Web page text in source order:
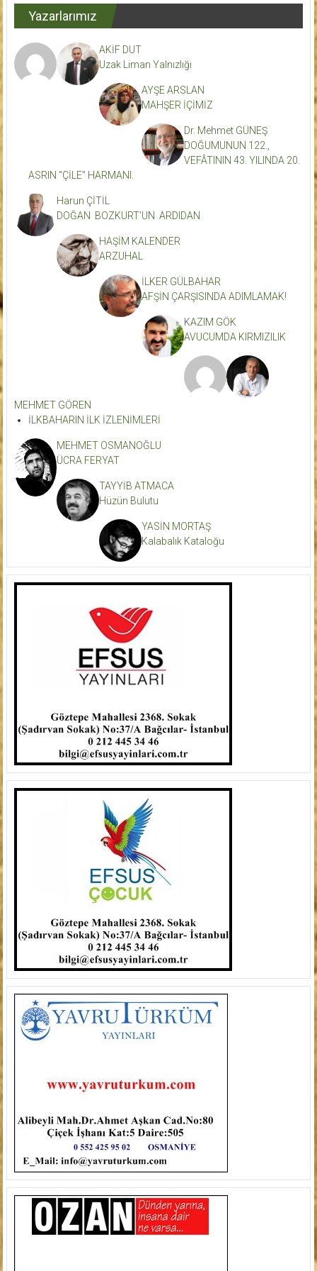
Yazarlarımız
AKİF DUT
Uzak Liman Yalnızlığı
AYŞE ARSLAN
MAHŞER İÇİMİZ
Dr. Mehmet GÜNEŞ
DOĞUMUNUN 122.,
VEFÂTININ 43. YILINDA 20.
ASRIN “ÇİLE” HARMANI.
Harun ÇİTİL
DOĞAN BOZKURT’UN ARDIDAN
HAŞİM KALENDER
ARZUHAL
İLKER GÜLBAHAR
AFŞİN ÇARŞISINDA ADIMLAMAK!
KAZIM GÖK
AVUCUMDA KIRMIZILIK
MEHMET GÖREN
İLKBAHARIN İLK İZLENİMLERİ
MEHMET OSMANOĞLU
ÜCRA FERYAT
TAYYİB ATMACA
Hüzün Bulutu
YASİN MORTAŞ
Kalabalık Kataloğu